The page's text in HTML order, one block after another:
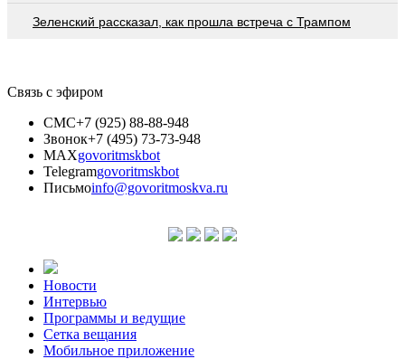
Зеленский рассказал, как прошла встреча с Трампом
Связь с эфиром
СМС+7 (925) 88-88-948
Звонок+7 (495) 73-73-948
MAXgovoritmskbot
Telegramgovoritmskbot
Письмоinfo@govoritmoskva.ru
Новости
Интервью
Программы и ведущие
Сетка вещания
Мобильное приложение